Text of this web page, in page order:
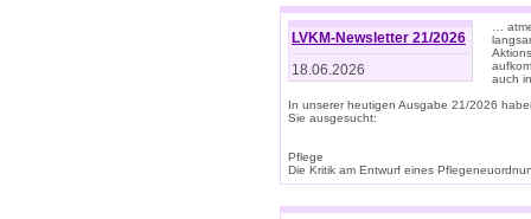
LVKM-Newsletter 21/2026
18.06.2026
…
auch
In unserer heutigen Ausgabe 21/2026
Sie ausgesucht:
Pflege
Die Kritik am Entwurf eines